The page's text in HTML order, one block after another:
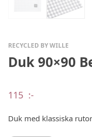
RECYCLED BY WILLE
Duk 90×90
115 :-
Duk med klassiska